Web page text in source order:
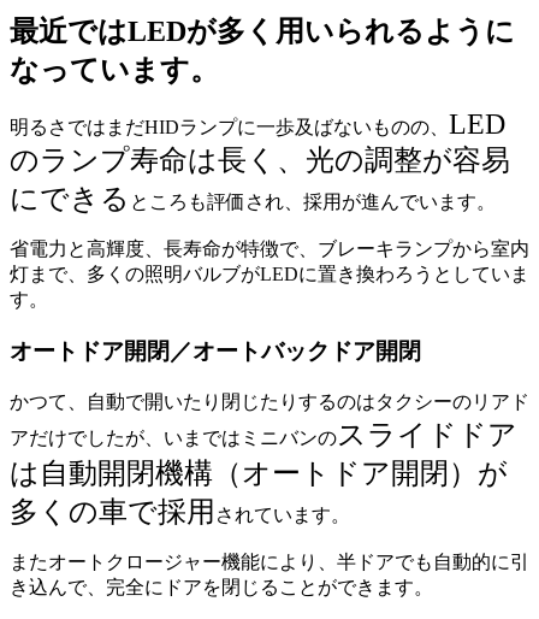
最近ではLEDが多く用いられるように
なっています。
明るさではまだHIDランプに一歩及ばないものの、 LED
のランプ寿命は長く、光の調整が容易
にできる ところも評価され、採用が進んでいます。
省電力と高輝度、長寿命が特徴で、ブレーキランプから室内
灯まで、多くの照明バルブがLEDに置き換わろうとしていま
す。
オートドア開閉／オートバックドア開閉
かつて、自動で開いたり閉じたりするのはタクシーのリアド
アだけでしたが、いまではミニバンの スライドドア
は自動開閉機構（オートドア開閉）が
多くの車で採用 されています。
またオートクロージャー機能により、半ドアでも自動的に引
き込んで、完全にドアを閉じることができます。